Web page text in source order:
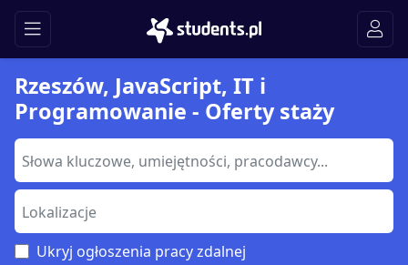
Rzeszów, JavaScript, IT i
Programowanie - Oferty staży
Ukryj ogłoszenia pracy zdalnej